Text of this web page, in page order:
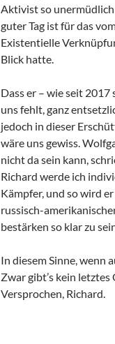
Aktivist so
guter Tag ist für das
Existentielle
Blick hatte.
Dass er – wie seit 2017
uns fehlt, ganz
jedoch in dieser
wäre uns gewiss.
nicht da sein kann,
Richard werde ich
Kämpfer, und so wird
russisch-
bestärken so klar zu
In diesem Sinne, wenn
Zwar gibt’s kein
Versprochen, Richard.